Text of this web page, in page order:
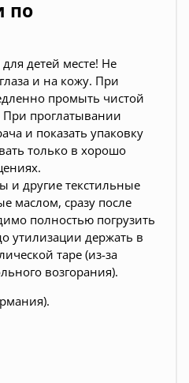
по
детей месте! Не
и на кожу. При
промыть чистой
При проглатывании
и показать упаковку
только в хорошо
и другие текстильные
маслом, сразу после
полностью погрузить
утилизации держать в
таре (из-за
возгорания).